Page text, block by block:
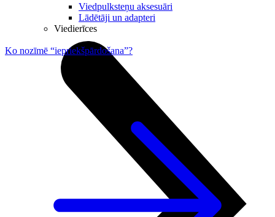
Viedpulksteņu aksesuāri
Lādētāji un adapteri
Viedierīces
Ko nozīmē “iepriekšpārdošana”?